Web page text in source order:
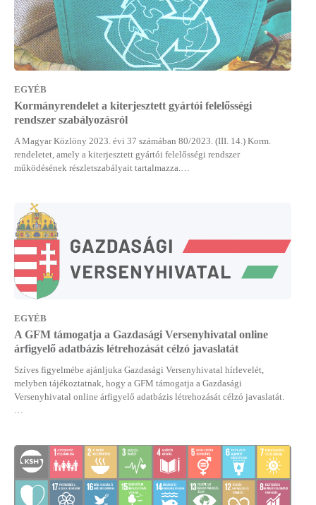
EGYÉB
Kormányrendelet a kiterjesztett gyártói felelősségi
rendszer szabályozásról
A Magyar Közlöny 2023. évi 37 számában 80/2023. (III. 14.) Korm.
rendeletet, amely a kiterjesztett gyártói felelősségi rendszer
működésének részletszabályait tartalmazza.…
EGYÉB
A GFM támogatja a Gazdasági Versenyhivatal online
árfigyelő adatbázis létrehozását célzó javaslatát
Szíves figyelmébe ajánljuka Gazdasági Versenyhivatal hírlevelét,
melyben tájékoztatnak, hogy a GFM támogatja a Gazdasági
Versenyhivatal online árfigyelő adatbázis létrehozását célzó javaslatát.